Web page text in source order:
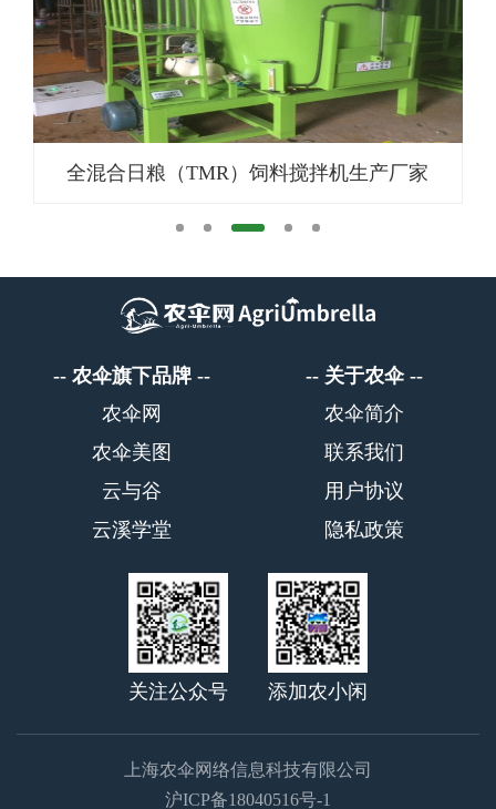
全混合日粮（TMR）饲料搅拌机生产厂家
农伞旗下品牌
农伞网
农伞美图
云与谷
云溪学堂
关于农伞
农伞简介
联系我们
用户协议
隐私政策
关注公众号 添加农小闲
上海农伞网络信息科技有限公司
沪ICP备18040516号-1